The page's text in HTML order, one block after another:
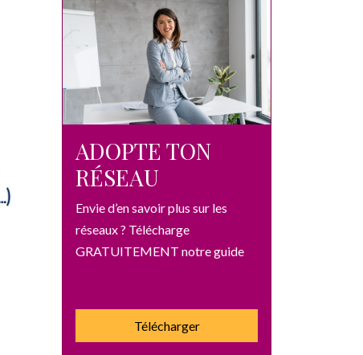
ADOPTE TON
RÉSEAU
Envie d’en savoir plus sur les
réseaux ? Télécharge
GRATUITEMENT notre guide
Télécharger